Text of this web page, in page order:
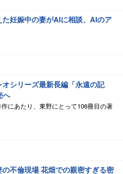
妊娠中の妻がAIに相談、AIのア
シリーズ最新長編「永遠の記
へ
にあたり、東野にとって106冊目の著
不倫現場 花畑での親密すぎる密